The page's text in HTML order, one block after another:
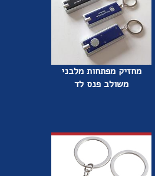
מחזיק מפתחות מלבני
משולב פנס לד